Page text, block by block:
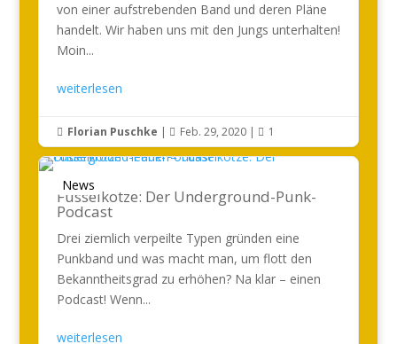
von einer aufstrebenden Band und deren Pläne
handelt. Wir haben uns mit den Jungs unterhalten!
Moin...
weiterlesen
 Florian Puschke |  Feb. 29, 2020|  1
News
Fusselkotze: Der Underground-Punk-
Podcast
Drei ziemlich verpeilte Typen gründen eine
Punkband und was macht man, um flott den
Bekanntheitsgrad zu erhöhen? Na klar – einen
Podcast! Wenn...
weiterlesen